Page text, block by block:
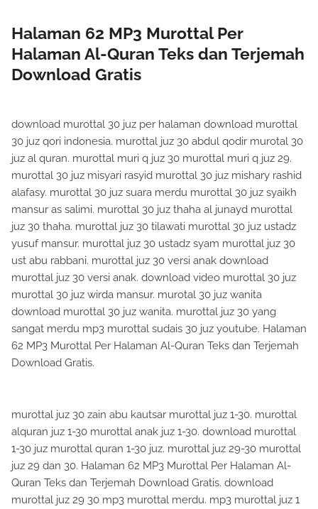
Halaman 62 MP3 Murottal Per
Halaman Al-Quran Teks dan Terjemah
Download Gratis
download murottal 30 juz per halaman download murottal
30 juz qori indonesia. murottal juz 30 abdul qodir murotal 30
juz al quran. murottal muri q juz 30 murottal muri q juz 29.
murottal 30 juz misyari rasyid murottal 30 juz mishary rashid
alafasy. murottal 30 juz suara merdu murottal 30 juz syaikh
mansur as salimi. murottal 30 juz thaha al junayd murottal
juz 30 thaha. murottal juz 30 tilawati murottal 30 juz ustadz
yusuf mansur. murottal juz 30 ustadz syam murottal juz 30
ust abu rabbani. murottal juz 30 versi anak download
murottal juz 30 versi anak. download video murottal 30 juz
murottal 30 juz wirda mansur. murotal 30 juz wanita
download murottal 30 juz wanita. murottal juz 30 yang
sangat merdu mp3 murottal sudais 30 juz youtube. Halaman
62 MP3 Murottal Per Halaman Al-Quran Teks dan Terjemah
Download Gratis.
murottal juz 30 zain abu kautsar murottal juz 1-30. murottal
alquran juz 1-30 murottal anak juz 1-30. download murottal
1-30 juz murottal quran 1-30 juz. murottal juz 29-30 murottal
juz 29 dan 30. Halaman 62 MP3 Murottal Per Halaman Al-
Quran Teks dan Terjemah Download Gratis. download
murottal juz 29 30 mp3 murottal merdu. mp3 murottal juz 1